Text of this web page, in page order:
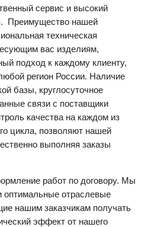
сервис и высокий
Преимущество нашей
техническая
вас изделиям,
подход к каждому клиенту,
регион России. Наличие
базы, круглосуточное
связи с поставщики
качества на каждом из
цикла, позволяют нашей
выполняя заказы
работ по договору. Мы
оптимальные отраслевые
нашим заказчикам получать
эффект от нашего